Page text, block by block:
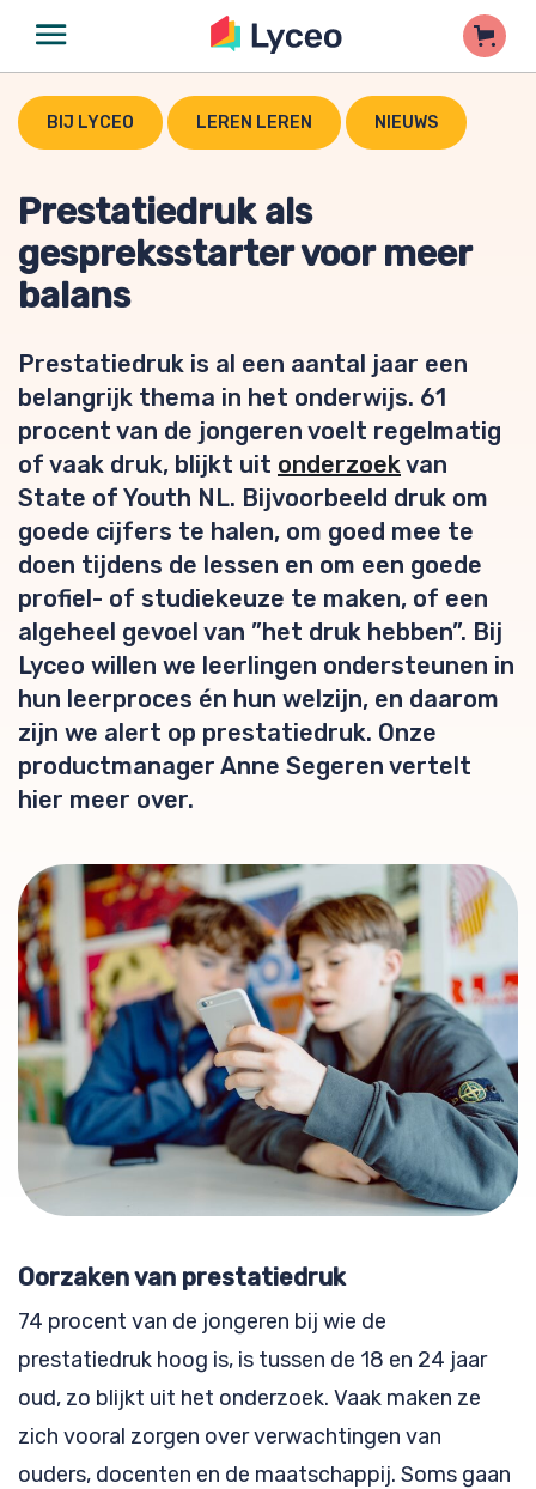
BIJ LYCEO LEREN LEREN NIEUWS
Prestatiedruk als
gespreksstarter voor meer
balans
Prestatiedruk is al een aantal jaar een
belangrijk thema in het onderwijs. 61
procent van de jongeren voelt regelmatig
of vaak druk, blijkt uit onderzoekvan
State of Youth NL. Bijvoorbeeld druk om
goede cijfers te halen, om goed mee te
doen tijdens de lessen en om een goede
profiel- of studiekeuze te maken, of een
algeheel gevoel van ”het druk hebben”. Bij
Lyceo willen we leerlingen ondersteunen in
hun leerproces én hun welzijn, en daarom
zijn we alert op prestatiedruk. Onze
productmanager Anne Segeren vertelt
hier meer over.
Oorzaken van prestatiedruk
74 procent van de jongeren bij wie de
prestatiedruk hoog is, is tussen de 18 en 24 jaar
oud, zo blijkt uit het onderzoek. Vaak maken ze
zich vooral zorgen over verwachtingen van
ouders, docenten en de maatschappij. Soms gaan